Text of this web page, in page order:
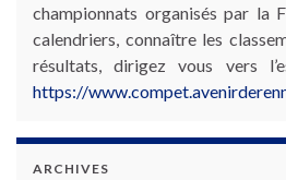
championnats organisés par la
calendriers, connaître les
résultats, dirigez vous vers
https://
ARCHIVES